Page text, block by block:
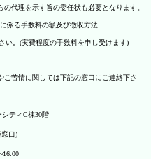
代理を示す旨の委任状も必要となります。
係る手数料の額及び徴収方法
い。(実費程度の手数料を申し受けます)
苦情に関しては下記の窓口にご連絡下さ
シティC棟30階
口)